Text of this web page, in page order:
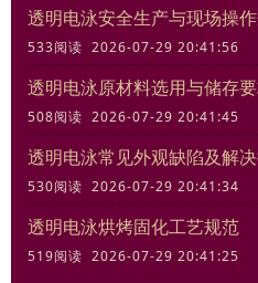
透明电泳安全生产与现场操
533阅读 2026-07-29 20:41:56
透明电泳原材料选用与储存
508阅读 2026-07-29 20:41:45
透明电泳常见外观缺陷及解
530阅读 2026-07-29 20:41:34
透明电泳烘烤固化工艺规范
519阅读 2026-07-29 20:41:25